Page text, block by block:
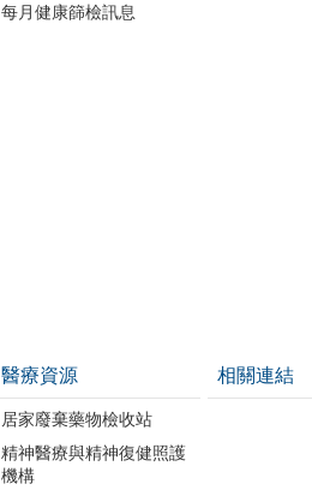
每月健康篩檢訊息
醫療資源
居家廢棄藥物檢收站
精神醫療與精神復健照護
機構
相關連結